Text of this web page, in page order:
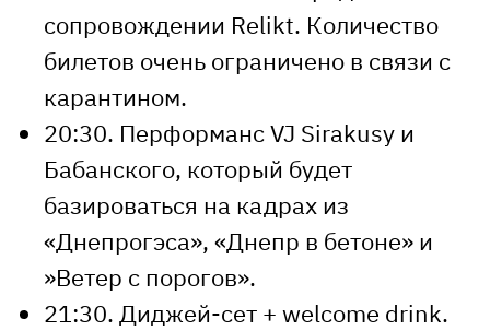
сопровождении Relikt. Количество
билетов очень ограничено в связи с
карантином.
20:30. Перформанс VJ Sirakusy и
Бабанского, который будет
базироваться на кадрах из
«Днепрогэса», «Днепр в бетоне» и
»Ветер с порогов».
21:30. Диджей-сет + welcome drink.